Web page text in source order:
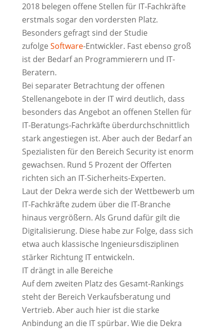
2018 belegen offene Stellen für IT-Fachkräfte
erstmals sogar den vordersten Platz.
Besonders gefragt sind der Studie
zufolge Software-Entwickler. Fast ebenso groß
ist der Bedarf an Programmierern und IT-
Beratern.
Bei separater Betrachtung der offenen
Stellenangebote in der IT wird deutlich, dass
besonders das Angebot an offenen Stellen für
IT-Beratungs-Fachrkäfte überdurchschnittlich
stark angestiegen ist. Aber auch der Bedarf an
Spezialisten für den Bereich Security ist enorm
gewachsen. Rund 5 Prozent der Offerten
richten sich an IT-Sicherheits-Experten.
Laut der Dekra werde sich der Wettbewerb um
IT-Fachkräfte zudem über die IT-Branche
hinaus vergrößern. Als Grund dafür gilt die
Digitalisierung. Diese habe zur Folge, dass sich
etwa auch klassische Ingenieursdisziplinen
stärker Richtung IT entwickeln.
IT drängt in alle Bereiche
Auf dem zweiten Platz des Gesamt-Rankings
steht der Bereich Verkaufsberatung und
Vertrieb. Aber auch hier ist die starke
Anbindung an die IT spürbar. Wie die Dekra